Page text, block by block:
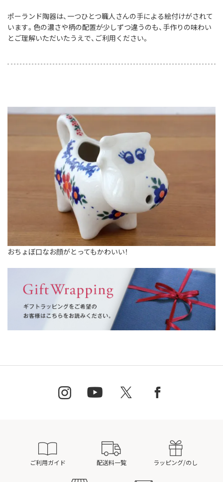
ポーランド陶器は、一つひとつ職人さんの手による絵付けがされて
います。色の濃さや柄の配置が少しずつ違うのも、手作りの味わい
とご理解いただいたうえで、ご利用ください。
おちょぼ口なお顔がとってもかわいい！
ご利用ガイド 配送料一覧 ラッピング/のし